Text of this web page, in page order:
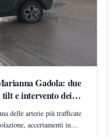
Gadola: due
e intervento dei
delle arterie più trafficate
accertamenti in